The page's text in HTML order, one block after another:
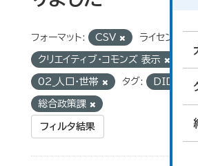
フォーマット: CSV ライセンス:
クリエイティブ・コモンズ 表示
02_人口・世帯 タグ: DID地区
総合政策課
フィルタ結果